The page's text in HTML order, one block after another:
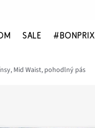
SALE #BONPRIX
Mid Waist, pohodlný pás